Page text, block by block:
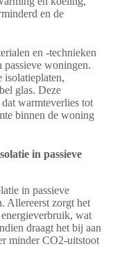
en de
en -technieken
woningen.
isolatieplaten,
glas. Deze
warmteverlies tot
binnen de woning
in passieve
in passieve
Allereerst zorgt het
wat
draagt het bij aan
minder CO2-uitstoot